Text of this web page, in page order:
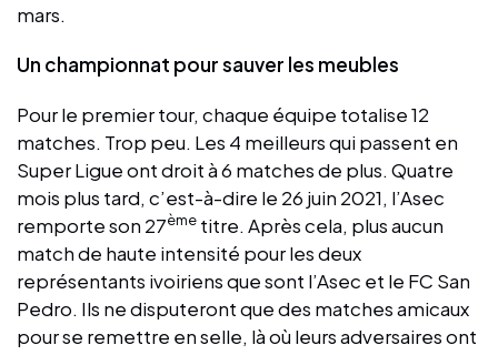
mars.
Un championnat pour sauver les meubles
Pour le premier tour, chaque équipe totalise 12
matches. Trop peu. Les 4 meilleurs qui passent en
Super Ligue ont droit à 6 matches de plus. Quatre
mois plus tard, c’est-à-dire le 26 juin 2021, l’Asec
remporte son 27ème titre. Après cela, plus aucun
match de haute intensité pour les deux
représentants ivoiriens que sont l’Asec et le FC San
Pedro. Ils ne disputeront que des matches amicaux
pour se remettre en selle, là où leurs adversaires ont